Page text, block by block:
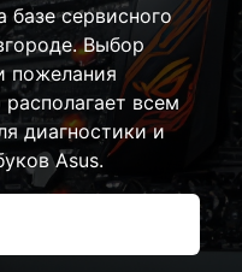
сервисного
Выбор
пожелания
всем
диагностики и
Asus.